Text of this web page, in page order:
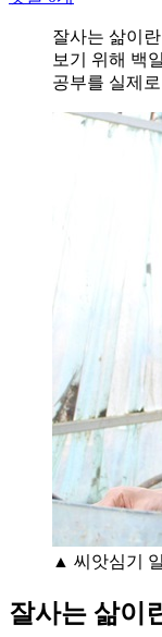
잘사는 삶이
보기 위해 백
공부를 실제
▲ 씨앗심기
잘사는 삶이